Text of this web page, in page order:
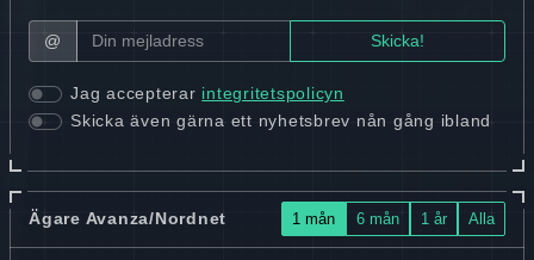
@
Jag accepterar integritetspolicyn
Skicka även gärna ett nyhetsbrev nån gång ibland
Ägare Avanza/Nordnet 1 mån 6 mån 1 år Alla